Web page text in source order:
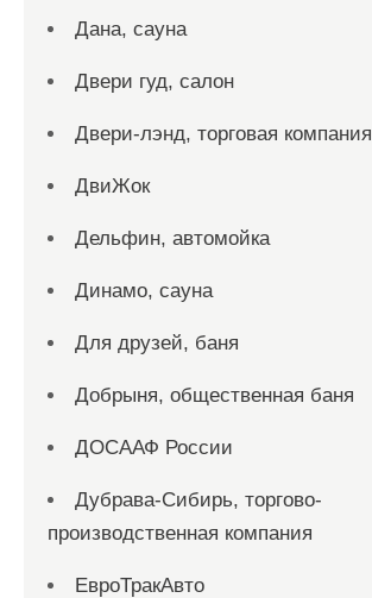
Дана, сауна
Двери гуд, салон
Двери-лэнд, торговая компания
ДвиЖок
Дельфин, автомойка
Динамо, сауна
Для друзей, баня
Добрыня, общественная баня
ДОСААФ России
Дубрава-Сибирь, торгово-
производственная компания
ЕвроТракАвто